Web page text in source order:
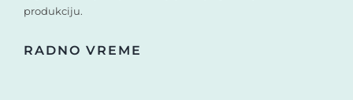
produkciju.
RADNO VREME